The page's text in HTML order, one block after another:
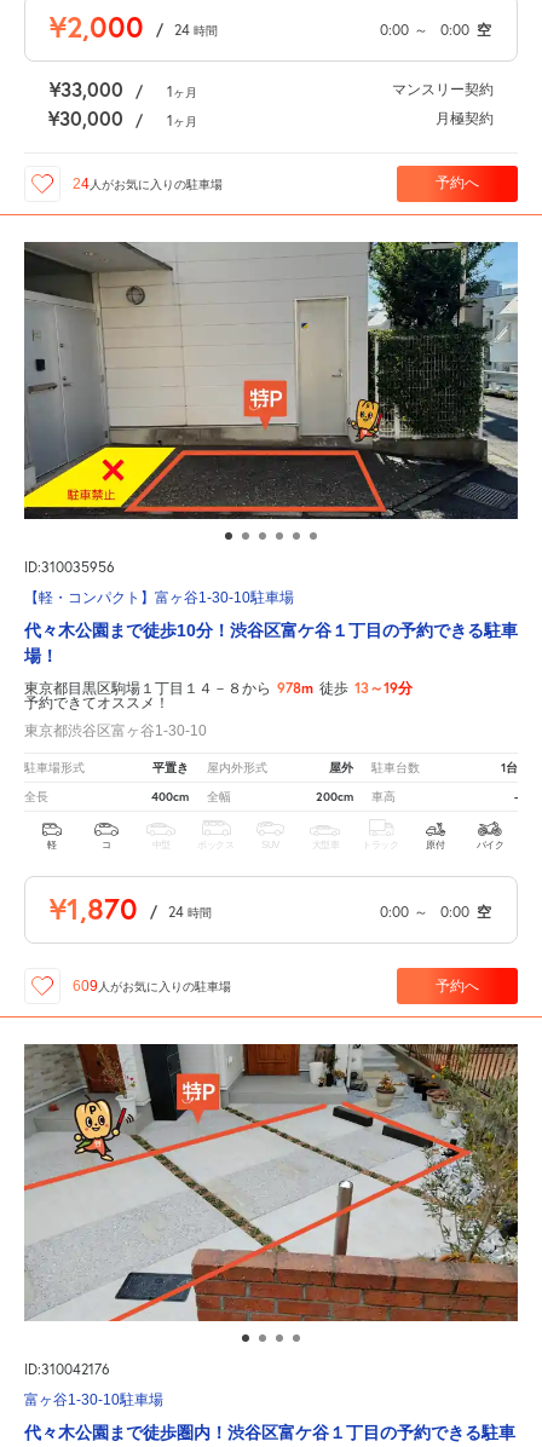
¥2,000 / 24 時間 0:00 ～ 0:00 空
¥33,000 / 1ヶ月 マンスリー契約
¥30,000 / 1ヶ月 月極契約
24 人がお気に入りの駐車場 予約へ
ID:310035956
【軽・コンパクト】富ヶ谷1-30-10駐車場
代々木公園まで徒歩10分！渋谷区富ケ谷１丁目の予約できる駐車
場！
東京都目黒区駒場１丁目１４－８から 978m 徒歩 13～19分
予約できてオススメ！
東京都渋谷区富ヶ谷1-30-10
駐車場形式 平置き 屋内外形式 屋外 駐車台数 1台
全長 400cm 全幅 200cm 車高 -
軽 コ 中型 ボックス SUV 大型車 トラック 原付 バイク
¥1,870 / 24 時間 0:00 ～ 0:00 空
609人がお気に入りの駐車場 予約へ
ID:310042176
富ヶ谷1-30-10駐車場
代々木公園まで徒歩圏内！渋谷区富ケ谷１丁目の予約できる駐車